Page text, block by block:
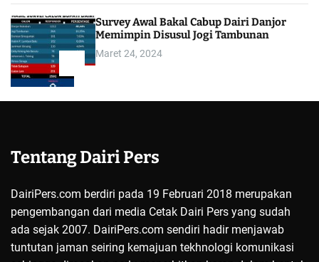
Survey Awal Bakal Cabup Dairi Danjor
Memimpin Disusul Jogi Tambunan
Maret 24, 2024
Tentang Dairi Pers
DairiPers.com berdiri pada 19 Februari 2018 merupakan
pengembangan dari media Cetak Dairi Pers yang sudah
ada sejak 2007. DairiPers.com sendiri hadir menjawab
tuntutan jaman seiring kemajuan tekhnologi komunikasi